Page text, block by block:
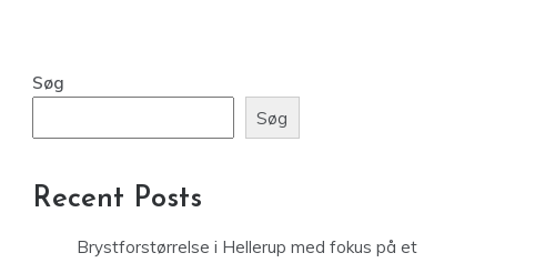
Søg
Søg
Recent Posts
Brystforstørrelse i Hellerup med fokus på et